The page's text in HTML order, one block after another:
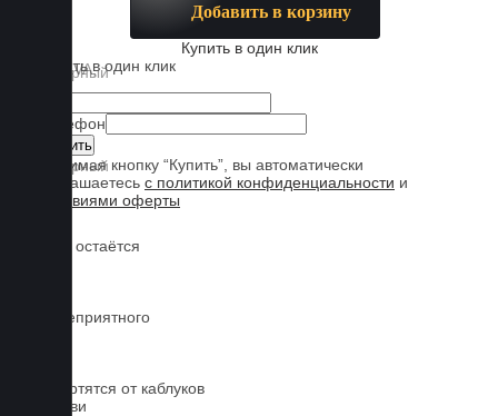
Добавить в корзину
Купить в один клик
Купить в один клик
Телефон
Нажимая кнопку “Купить”, вы автоматически
соглашаетесь с политикой конфиденциальности и
условиями оферты
Обувь остаётся
Нет неприятного
Не портятся от каблуков
на обуви